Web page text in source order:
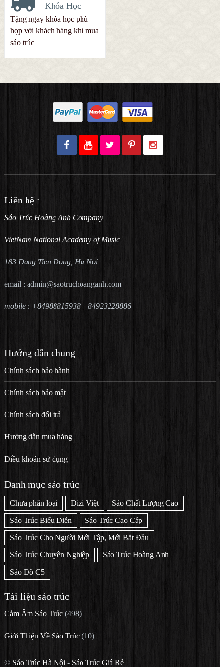
Khóa Học
Tặng ngay khóa học phù
hợp với khách hàng khi mua
sáo trúc
Liên hệ :
Sáo Trúc Hoàng Anh Company
VietNam National Academy of Music
183 Dang Tien Dong, Ha Noi
email : admin@saotruchoanganh.com
mobile : +84988815938 +84923228886
Hướng dẫn chung
Chính sách bảo hành
Chính sách bảo mật
Chính sách đổi trả
Hướng dẫn mua hàng
Điều khoản sử dụng
Danh mục sáo trúc
Chưa phân loại Dizi Việt Sáo Chất Lượng Cao
Sáo Trúc Biểu Diễn Sáo Trúc Cao Cấp
Sáo Trúc Cho Người Mới Tập, Mới Bắt Đầu
Sáo Trúc Chuyên Nghiệp Sáo Trúc Hoàng Anh
Sáo Đô C5
Tài liệu sáo trúc
Cảm Âm Sáo Trúc(498)
Giới Thiệu Về Sáo Trúc(10)
© Sáo Trúc Hà Nội - Sáo Trúc Giá Rẻ